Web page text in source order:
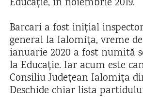
Educație, în noiembrie 2019.
Barcari a fost inițial
general la Ialomița, vreme
ianuarie 2020 a fost numită
la Educație. Iar acum este
Consiliu Județean Ialomița
Deschide chiar lista